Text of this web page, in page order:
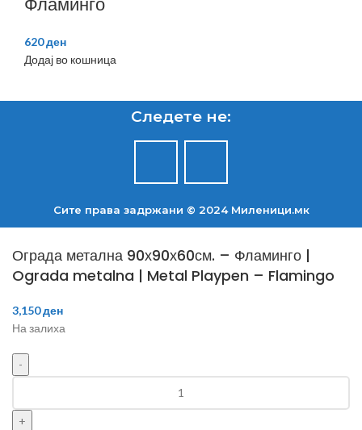
620ден
Додај во кошница
Следете не:
Сите права задржани © 2024 Mиленици.мк
Ограда метална 90х90х60см. – Фламинго |
Ograda metalna | Metal Playpen – Flamingo
3,150ден
На залиха